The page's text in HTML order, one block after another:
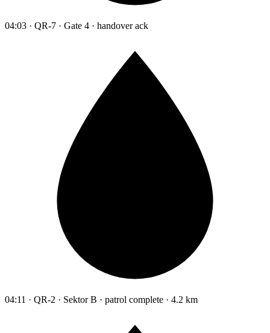
04:03 · QR-7 · Gate 4 · handover ack
04:11 · QR-2 · Sektor B · patrol complete · 4.2 km